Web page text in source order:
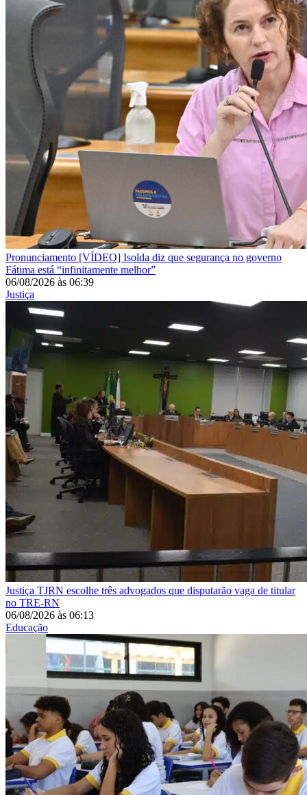
Pronunciamento [VÍDEO] Isolda diz que segurança no governo
Fátima está “infinitamente melhor”
06/08/2026 às 06:39
Justiça
Justiça TJRN escolhe três advogados que disputarão vaga de titular
no TRE-RN
06/08/2026 às 06:13
Educação